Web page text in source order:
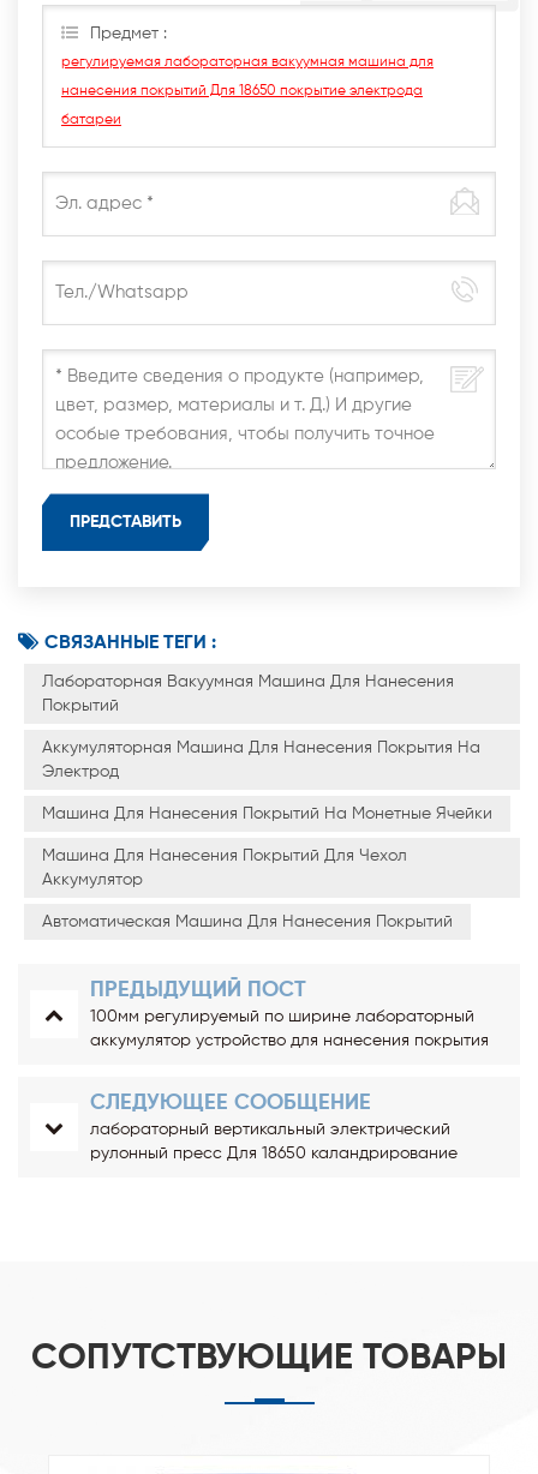
только сможем.
Предмет :
регулируемая лабораторная вакуумная машина для
нанесения покрытий Для 18650 покрытие электрода
батареи
СВЯЗАННЫЕ ТЕГИ :
Лабораторная Вакуумная Машина Для Нанесения
Покрытий
Аккумуляторная Машина Для Нанесения Покрытия На
Электрод
Машина Для Нанесения Покрытий На Монетные Ячейки
Машина Для Нанесения Покрытий Для Чехол
Аккумулятор
Автоматическая Машина Для Нанесения Покрытий
ПРЕДЫДУЩИЙ ПОСТ
100мм регулируемый по ширине лабораторный
аккумулятор устройство для нанесения покрытия
СЛЕДУЮЩЕЕ СООБЩЕНИЕ
лабораторный вертикальный электрический
рулонный пресс Для 18650 каландрирование
СОПУТСТВУЮЩИЕ ТОВАРЫ